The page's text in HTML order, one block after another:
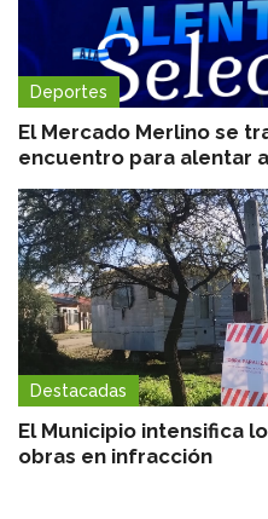
Deportes
El Mercado Merlino se
encuentro para alentar
Destacadas
El Municipio intensifica
obras en infracción